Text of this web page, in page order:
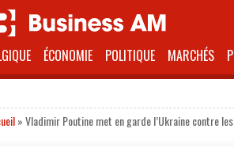
ÉCONOMIE POLITIQUE MARCHÉS
»Vladimir Poutine met en garde l’Ukraine contre